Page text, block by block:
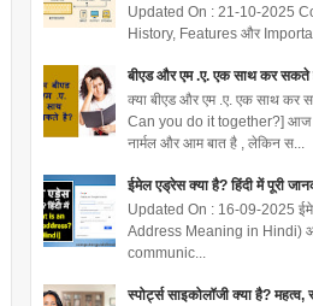
Updated On : 21-10-2025
History, Features और
बीएड और एम .ए. एक साथ कर सकते
क्या बीएड और एम .ए. एक साथ
Can you do it together?] आज
नार्मल और आम बात है , लेकिन स...
ईमेल एड्रेस क्या है? हिंदी में पूरी
Updated On : 16-09-2025
Address Meaning in Hindi)
communic...
स्पोर्ट्स साइकोलॉजी क्या है?